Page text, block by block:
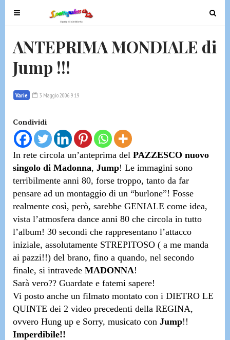
T
o
g
l
e
a
i
g
a
t
i
o
n
T
o
ANTEPRIMA MONDIALE di
Jump !!!
Varie 3 Maggio 2006 9:19
Condividi
In rete circola un’anteprima del PAZZESCO nuovo
singolo di Madonna, Jump! Le immagini sono
terribilmente anni 80, forse troppo, tanto da far
pensare ad un montaggio di un “burlone”! Fosse
realmente così, però, sarebbe GENIALE come idea,
vista l’atmosfera dance anni 80 che circola in tutto
l’album! 30 secondi che rappresentano l’attacco
iniziale, assolutamente STREPITOSO ( a me manda
ai pazzi!!) del brano, fino a quando, nel secondo
finale, si intravede MADONNA!
Sarà vero?? Guardate e fatemi sapere!
Vi posto anche un filmato montato con i DIETRO LE
QUINTE dei 2 video precedenti della REGINA,
ovvero Hung up e Sorry, musicato con Jump!!
Imperdibile!!